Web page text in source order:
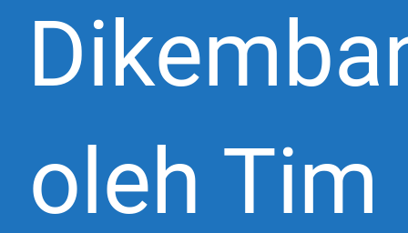
oleh Tim